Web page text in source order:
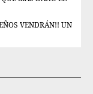
VENDRÁN!! UN